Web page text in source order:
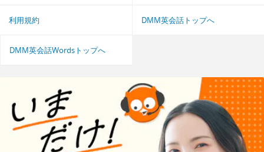
利用規約 DMM英会話トップへ
DMM英会話Wordsトップへ